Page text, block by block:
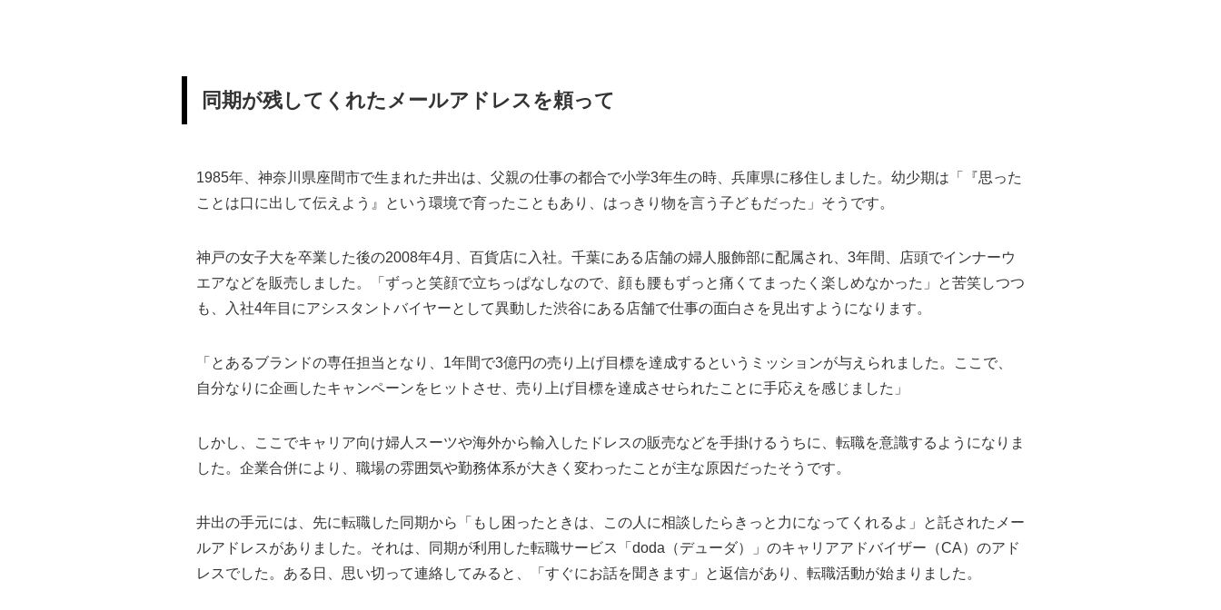
同期が残してくれたメールアドレスを頼って
1985年、神奈川県座間市で生まれた井出は、父親の仕事の都合で小学3年生の時、兵庫県に移住しました。幼少期は「『思った
ことは口に出して伝えよう』という環境で育ったこともあり、はっきり物を言う子どもだった」そうです。
神戸の女子大を卒業した後の2008年4月、百貨店に入社。千葉にある店舗の婦人服飾部に配属され、3年間、店頭でインナーウ
エアなどを販売しました。「ずっと笑顔で立ちっぱなしなので、顔も腰もずっと痛くてまったく楽しめなかった」と苦笑しつつ
も、入社4年目にアシスタントバイヤーとして異動した渋谷にある店舗で仕事の面白さを見出すようになります。
「とあるブランドの専任担当となり、1年間で3億円の売り上げ目標を達成するというミッションが与えられました。ここで、
自分なりに企画したキャンペーンをヒットさせ、売り上げ目標を達成させられたことに手応えを感じました」
しかし、ここでキャリア向け婦人スーツや海外から輸入したドレスの販売などを手掛けるうちに、転職を意識するようになりま
した。企業合併により、職場の雰囲気や勤務体系が大きく変わったことが主な原因だったそうです。
井出の手元には、先に転職した同期から「もし困ったときは、この人に相談したらきっと力になってくれるよ」と託されたメー
ルアドレスがありました。それは、同期が利用した転職サービス「doda（デューダ）」のキャリアアドバイザー（CA）のアド
レスでした。ある日、思い切って連絡してみると、「すぐにお話を聞きます」と返信があり、転職活動が始まりました。